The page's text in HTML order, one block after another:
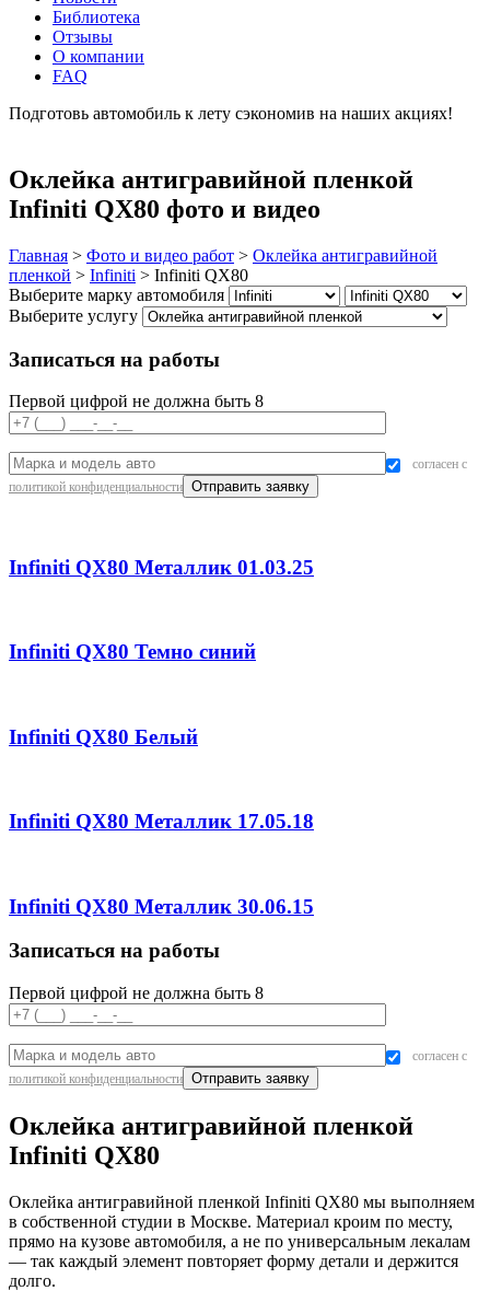
Библиотека
Отзывы
О компании
FAQ
Подготовь автомобиль к лету сэкономив на наших акциях!
Оклейка антигравийной пленкой
Infiniti QX80 фото и видео
Главная > Фото и видео работ > Оклейка антигравийной
пленкой > Infiniti > Infiniti QX80
Выберите марку автомобиля
Выберите услугу
Записаться на работы
Первой цифрой не должна быть 8
согласен с
политикой конфиденциальности
Infiniti QX80 Металлик 01.03.25
Infiniti QX80 Темно синий
Infiniti QX80 Белый
Infiniti QX80 Металлик 17.05.18
Infiniti QX80 Металлик 30.06.15
Записаться на работы
Первой цифрой не должна быть 8
согласен с
политикой конфиденциальности
Оклейка антигравийной пленкой
Infiniti QX80
Оклейка антигравийной пленкой Infiniti QX80 мы выполняем
в собственной студии в Москве. Материал кроим по месту,
прямо на кузове автомобиля, а не по универсальным лекалам
— так каждый элемент повторяет форму детали и держится
долго.